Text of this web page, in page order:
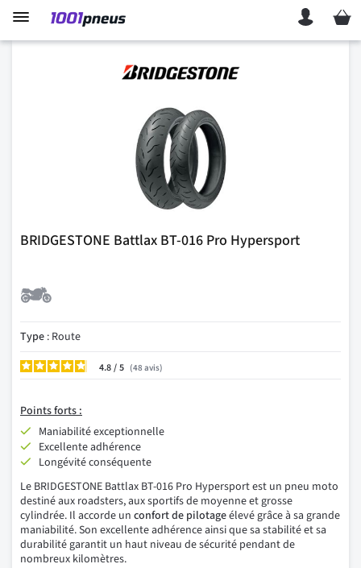
Mon
BRIDGESTONE Battlax BT-016 Pro Hypersport
Type : Route
4.8/ 48 avis
Points forts :
Maniabilité exceptionnelle
Excellente adhérence
Longévité conséquente
Le BRIDGESTONE Battlax BT-016 Pro Hypersport est un pneu moto
destiné aux roadsters, aux sportifs de moyenne et grosse
cylindrée. Il accorde un confort de pilotageélevé grâce à sa grande
maniabilité. Son excellente adhérence ainsi que sa stabilité et sa
durabilité garantit un haut niveau de sécurité pendant de
nombreux kilomètres.